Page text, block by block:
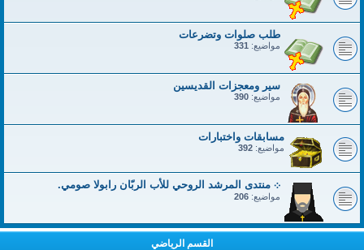
طلب صلوات وتضرعات
مواضيع: 331
سير ومعجزات القديسين
مواضيع: 390
مسابقات واختبارات
مواضيع: 392
܀ منتدى المرشد الروحي للأب الربّان رابولا صومي.
مواضيع: 206
القسم الرياضي